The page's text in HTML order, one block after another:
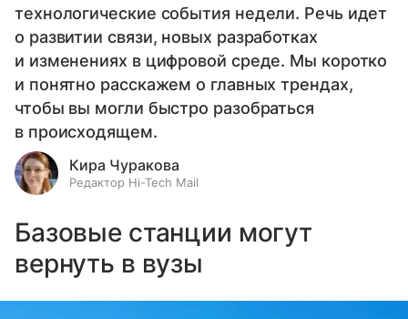
технологические события недели. Речь идет
о развитии связи, новых разработках
и изменениях в цифровой среде. Мы коротко
и понятно расскажем о главных трендах,
чтобы вы могли быстро разобраться
в происходящем.
Кира Чуракова
Редактор Hi-Tech Mail
Базовые станции могут
вернуть в вузы